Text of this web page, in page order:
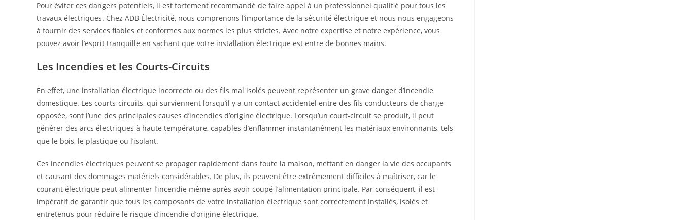
Pour éviter ces dangers potentiels, il est fortement recommandé de faire appel à un professionnel qualifié pour tous les
travaux électriques. Chez ADB Électricité, nous comprenons l’importance de la sécurité électrique et nous nous engageons
à fournir des services fiables et conformes aux normes les plus strictes. Avec notre expertise et notre expérience, vous
pouvez avoir l’esprit tranquille en sachant que votre installation électrique est entre de bonnes mains.
Les Incendies et les Courts-Circuits
En effet, une installation électrique incorrecte ou des fils mal isolés peuvent représenter un grave danger d’incendie
domestique. Les courts-circuits, qui surviennent lorsqu’il y a un contact accidentel entre des fils conducteurs de charge
opposée, sont l’une des principales causes d’incendies d’origine électrique. Lorsqu’un court-circuit se produit, il peut
générer des arcs électriques à haute température, capables d’enflammer instantanément les matériaux environnants, tels
que le bois, le plastique ou l’isolant.
Ces incendies électriques peuvent se propager rapidement dans toute la maison, mettant en danger la vie des occupants
et causant des dommages matériels considérables. De plus, ils peuvent être extrêmement difficiles à maîtriser, car le
courant électrique peut alimenter l’incendie même après avoir coupé l’alimentation principale. Par conséquent, il est
impératif de garantir que tous les composants de votre installation électrique sont correctement installés, isolés et
entretenus pour réduire le risque d’incendie d’origine électrique.